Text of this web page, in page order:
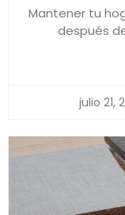
Mantener tu
después
julio 21,